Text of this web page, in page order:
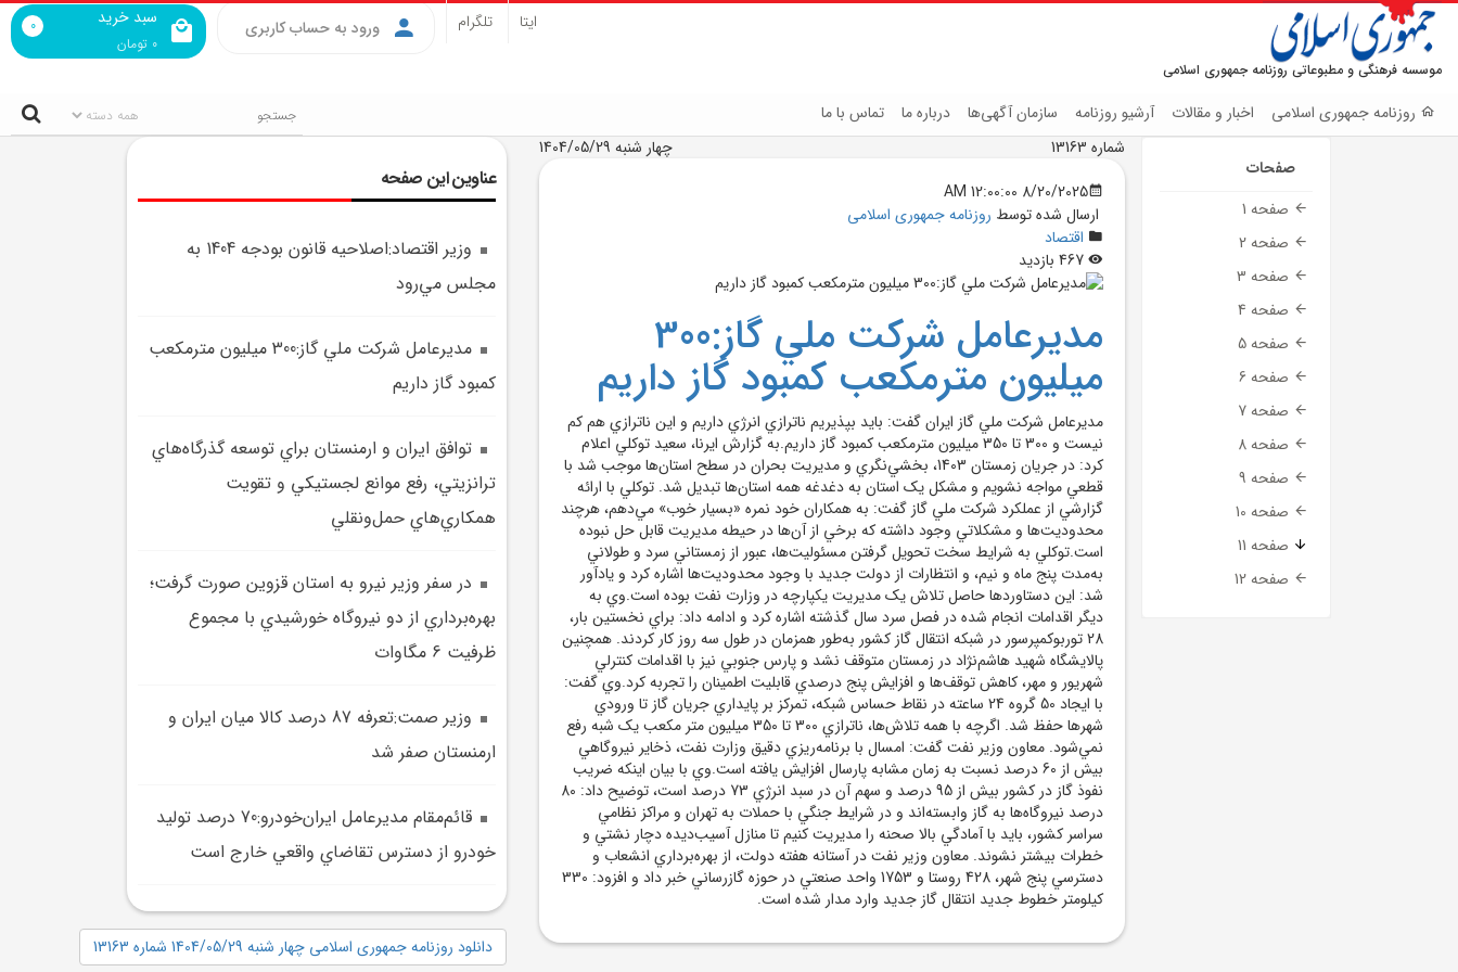
موسسه فرهنگی و مطبوعاتی روزنامه جمهوری اسلامی
سبد خرید
0 تومان
0 ورود به حساب کاربری ایتا تلگرام
روزنامه جمهوری اسلامی اخبار و مقالات آرشیو روزنامه سازمان آگهی‌ها درباره ما تماس با ما
صفحات
صفحه 1
صفحه 2
صفحه 3
صفحه 4
صفحه 5
صفحه 6
صفحه 7
صفحه 8
صفحه 9
صفحه 10
صفحه 11
صفحه 12
شماره 13163
چهار شنبه 1404/05/29
8/20/2025 12:00:00 AM
ارسال شده توسط روزنامه جمهوری اسلامی
اقتصاد
مديرعامل شرکت ملي گاز:300
ميليون مترمکعب کمبود گاز داريم
مديرعامل شرکت ملي گاز ايران گفت: بايد بپذيريم ناترازي انرژي داريم و اين ناترازي هم کم
نيست و 300 تا 350 ميليون مترمکعب کمبود گاز داريم.به گزارش ايرنا، سعيد توکلي اعلام
کرد: در جريان زمستان 1403، بخشي‌نگري و مديريت بحران در سطح استان‌ها موجب شد با
قطعي مواجه نشويم و مشکل يک استان به دغدغه‌ همه استان‌ها تبديل شد. توکلي با ارائه
گزارشي از عملکرد شرکت ملي گاز گفت: به همکاران خود نمره «بسيار خوب» مي‌دهم، هرچند
محدوديت‌ها و مشکلاتي وجود داشته که برخي از آن‌ها در حيطه مديريت قابل حل نبوده
است.توکلي به شرايط سخت تحويل گرفتن مسئوليت‌ها، عبور از زمستاني سرد و طولاني
به‌مدت پنج ماه و نيم، و انتظارات از دولت جديد با وجود محدوديت‌ها اشاره کرد و يادآور
شد: اين دستاوردها حاصل تلاش يک مديريت يکپارچه در وزارت نفت بوده است.وي به
ديگر اقدامات انجام شده در فصل سرد سال گذشته اشاره کرد و ادامه داد: براي نخستين بار،
28 توربوکمپرسور در شبکه انتقال گاز کشور به‌طور همزمان در طول سه روز کار کردند. همچنين
پالايشگاه شهيد هاشم‌نژاد در زمستان متوقف نشد و پارس جنوبي نيز با اقدامات کنترلي
شهريور و مهر، کاهش توقف‌ها و افزايش پنج درصدي قابليت اطمينان را تجربه کرد.وي گفت:
با ايجاد 50 گروه 24 ساعته در نقاط حساس شبکه، تمرکز بر پايداري جريان گاز تا ورودي
شهرها حفظ شد. اگرچه با همه تلاش‌ها، ناترازي 300 تا 350 ميليون متر مکعب يک شبه رفع
نمي‌شود. معاون وزير نفت گفت: امسال با برنامه‌ريزي دقيق وزارت نفت، ذخاير نيروگاهي
بيش از 60 درصد نسبت به زمان مشابه پارسال افزايش يافته است.وي با بيان اينکه ضريب
نفوذ گاز در کشور بيش از 95 درصد و سهم آن در سبد انرژي 73 درصد است، توضيح داد: 80
درصد نيروگاه‌ها به گاز وابسته‌اند و در شرايط جنگي با حملات به تهران و مراکز نظامي
سراسر کشور، بايد با آمادگي بالا صحنه را مديريت کنيم تا منازل آسيب‌ديده دچار نشتي و
خطرات بيشتر نشوند. معاون وزير نفت در آستانه هفته دولت، از بهره‌برداري انشعاب و
دسترسي پنج شهر، 428 روستا و 1753 واحد صنعتي در حوزه گازرساني خبر داد و افزود: 330
کيلومتر خطوط جديد انتقال گاز جديد وارد مدار شده است.
عناوین این صفحه
وزير اقتصاد:اصلاحيه قانون بودجه 1404 به
مجلس مي‌رود
مديرعامل شرکت ملي گاز:300 ميليون مترمکعب
کمبود گاز داريم
توافق ايران و ارمنستان براي توسعه گذرگاه‌هاي
ترانزيتي، رفع موانع لجستيکي و تقويت
همکاري‌هاي حمل‌ونقلي
در سفر وزير نيرو به استان قزوين صورت گرفت؛
بهره‌برداري از دو نيروگاه خورشيدي با مجموع
ظرفيت 6 مگاوات
وزير صمت:تعرفه 87 درصد کالا ميان ايران و
ارمنستان صفر شد
قائم‌مقام مديرعامل ايران‌خودرو:70 درصد توليد
خودرو از دسترس تقاضاي واقعي خارج است
دانلود روزنامه جمهوری اسلامی چهار شنبه 1404/05/29 شماره 13163